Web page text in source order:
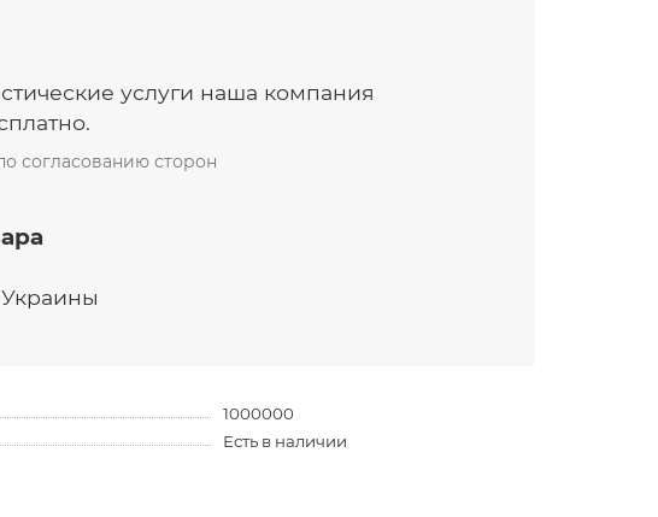
услуги наша компания
согласованию сторон
1000000
Есть в наличии